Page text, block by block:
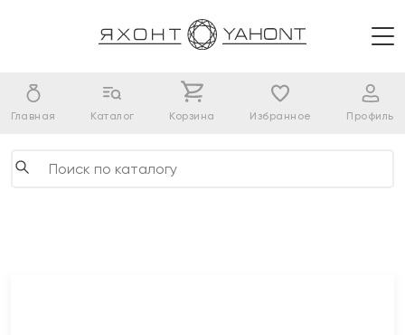
Главная Каталог Корзина Избранное Профиль